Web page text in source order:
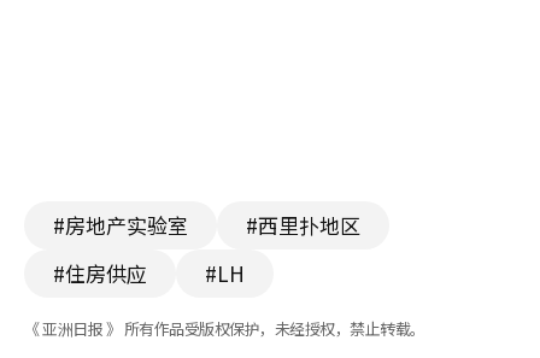
#房地产实验室
#西里扑地区
#住房供应
#LH
《 亚洲日报 》 所有作品受版权保护，未经授权，禁止转载。